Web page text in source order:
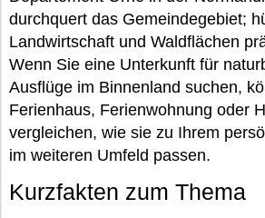
durchquert das Gemeindegebiet;
Landwirtschaft und Waldflächen
Wenn Sie eine Unterkunft für
Ausflüge im Binnenland suchen,
Ferienhaus, Ferienwohnung oder
vergleichen, wie sie zu Ihrem
im weiteren Umfeld passen.
Kurzfakten zum Thema